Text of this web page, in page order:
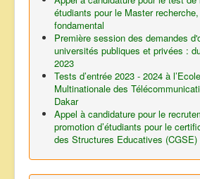
étudiants pour le Master
fondamental
Première session des demandes
universités publiques et privées :
2023
Tests d’entrée 2023 - 2024 à
Multinationale des
Dakar
Appel à candidature pour le
promotion d’étudiants pour le
des Structures Educatives (CGSE)